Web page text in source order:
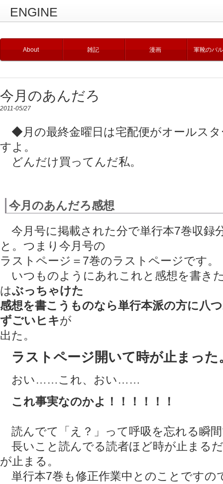
ENGINE
About 雑記 漫画 軍靴のバ
今月のあんだろ
2011-05/27
◆月の最終金曜日は宅配便がオールスタ
すよ。
どんだけ買ってんだ私。
今月のあんだろ感想
今月号に掲載された分で単行本7巻収録
と。つまり今月号の
ラストページ＝7巻のラストページです。
いつものようにあれこれと感想を書き
はぶっちゃけた
感想を書こうものなら単行本派の方に八
ずごいヒキが
出た。
ラストページ開いて時が止まった
おい……これ、おい……
これ事実なのかよ！！！！！！
読んでて「え？」って呼吸を忘れる瞬
長いこと読んでる読者ほど時が止まる
が止まる。
単行本7巻も修正作業中とのことですの